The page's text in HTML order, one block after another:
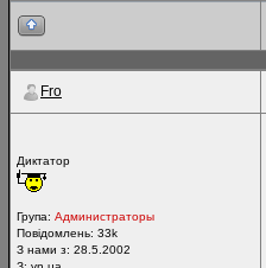
Fro
Диктатор
Група: Администраторы
Повідомлень: 33k
З нами з: 28.5.2002